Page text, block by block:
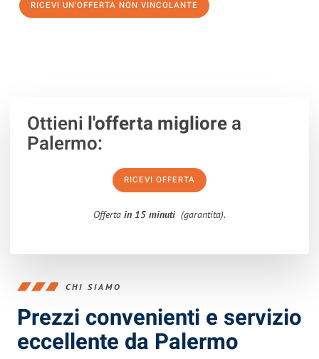
RICEVI UN'OFFERTA NON VINCOLANTE
Ottieni l'offerta migliorea
Palermo:
RICEVI OFFERTA
Offerta in 15 minuti (garantita).
CHI SIAMO
Prezzi convenienti e servizio
eccellente da Palermo